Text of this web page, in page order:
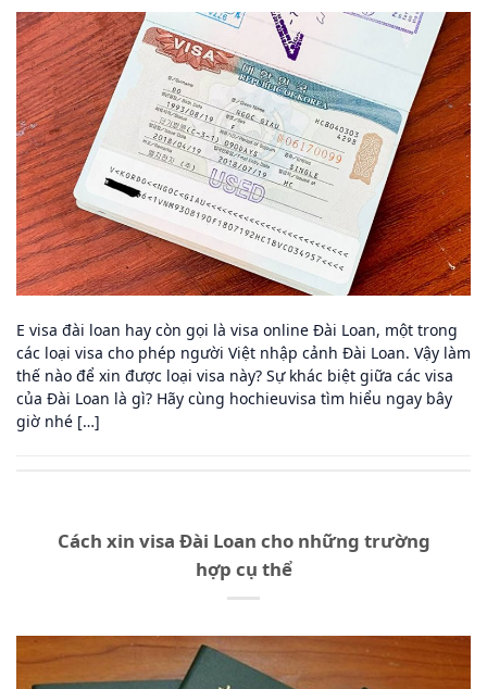
E visa đài loan hay còn gọi là visa online Đài Loan, một trong
các loại visa cho phép người Việt nhập cảnh Đài Loan. Vậy làm
thế nào để xin được loại visa này? Sự khác biệt giữa các visa
của Đài Loan là gì? Hãy cùng hochieuvisa tìm hiểu ngay bây
giờ nhé […]
Cách xin visa Đài Loan cho những trường
hợp cụ thể